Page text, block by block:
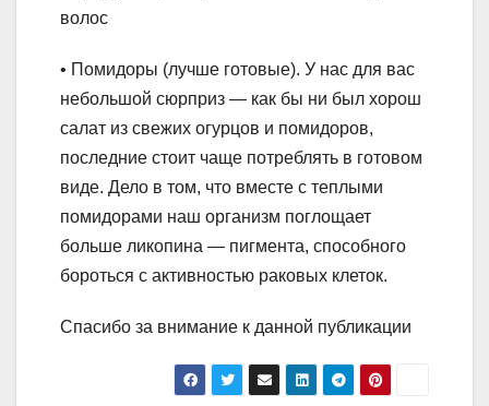
волос
• Помидоры (лучше готовые). У нас для вас
небольшой сюрприз — как бы ни был хорош
салат из свежих огурцов и помидоров,
последние стоит чаще потреблять в готовом
виде. Дело в том, что вместе с теплыми
помидорами наш организм поглощает
больше ликопина — пигмента, способного
бороться с активностью раковых клеток.
Спасибо за внимание к данной публикации